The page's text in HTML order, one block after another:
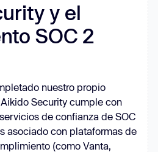
y el
SOC 2
nuestro propio
Security cumple con
de confianza de SOC
asociado con plataformas de
(como Vanta,